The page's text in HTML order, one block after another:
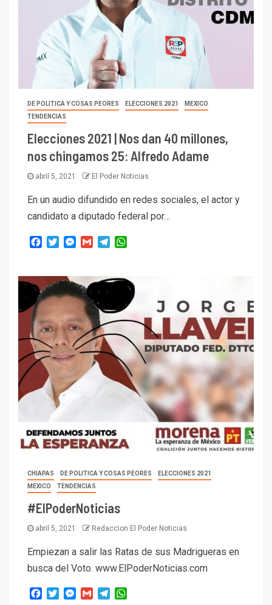
DE POLITICA Y COSAS PEORES ELECCIONES 2021
MEXICO
TENDENCIAS
Elecciones 2021 | Nos dan 40 millones,
nos chingamos 25: Alfredo Adame
abril 5, 2021 El Poder Noticias
En un audio difundido en redes sociales, el actor y
candidato a diputado federal por…
Facebook
TwitterMessenger
Gmail Telegram
CHIAPAS DE POLITICA Y COSAS PEORES
ELECCIONES 2021
MEXICO
TENDENCIAS
#ElPoderNoticias
abril 5, 2021 Redaccion El Poder Noticias
Empiezan a salir las Ratas de sus Madrigueras en
busca del Voto. www.ElPoderNoticias.com
Facebook
TwitterMessenger
Gmail Telegram